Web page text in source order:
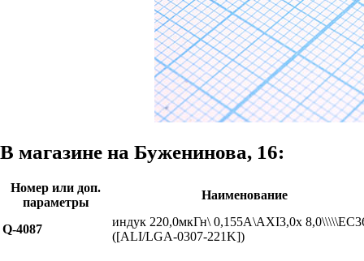
В магазине на Буженинова, 16:
Номер или доп.
параметры
Наименование
Q-4087
индук 220,0мкГн\ 0,155А\AXI3,0x
([ALI/LGA-0307-221K])